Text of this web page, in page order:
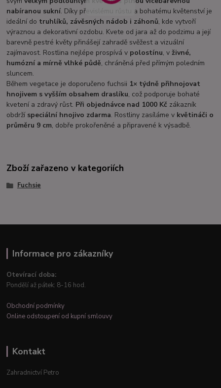
nabíranou sukní. Díky převislému růstu a bohatému květenství je
ideální do truhlíků, závěsných nádob i záhonů, kde vytvoří
výraznou a dekorativní ozdobu. Kvete od jara až do podzimu a její
barevně pestré květy přinášejí zahradě svěžest a vizuální
zajímavost. Rostlina nejlépe prospívá v polostínu, vživné,
humózní a mírně vlhké půdě, chráněná před přímým poledním
sluncem.
Během vegetace je doporučeno fuchsii 1× týdně přihnojovat
hnojivem s vyšším obsahem draslíku, což podporuje bohaté
kvetení a zdravý růst. Při objednávce nad 1000 Kč zákazník
obdrží speciální hnojivo zdarma. Rostliny zasíláme v květináči o
průměru 9 cm, dobře prokořeněné a připravené k výsadbě.
Zboží zařazeno v kategoriích
Fuchsie
Informace pro zákazníky
Otevírací doba:
Pondělí až pátek: 8-16 hod.
Obchodní podmínky
Online odstoupení od kupní smlouvy
Kontakt
Zahradnictví Petro